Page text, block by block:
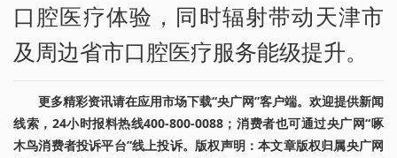
口腔医疗体验，同时辐射带动天津市
及周边省市口腔医疗服务能级提升。
更多精彩资讯请在应用市场下载“央广网”客户端。欢迎提供新闻
线索，24小时报料热线400-800-0088；消费者也可通过央广网“啄
木鸟消费者投诉平台”线上投诉。版权声明：本文章版权归属央广网